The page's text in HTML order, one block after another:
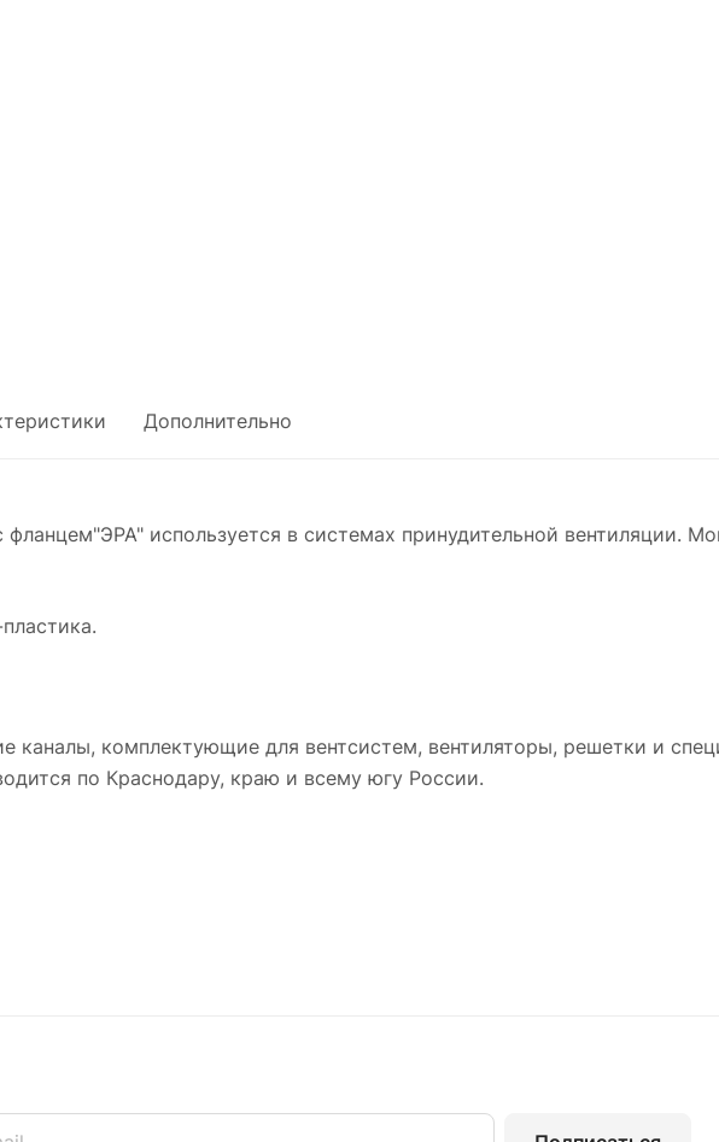
Дополнительно
используется в системах принудительной вентиляции.
каналы, комплектующие для вентсистем, вентиляторы, решетки и
по Краснодару, краю и всему югу России.